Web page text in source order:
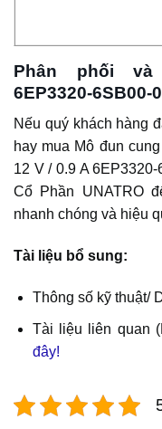
Phân phối và
6EP3320-6SB00-
Nếu quý khách hàng
hay mua Mô đun
12 V / 0.9 A
Cổ Phần UNATRO
nhanh chóng và hiệu
Tài liệu bổ sung:
Thông số kỹ thuật/
Tài liệu liên quan
đây!